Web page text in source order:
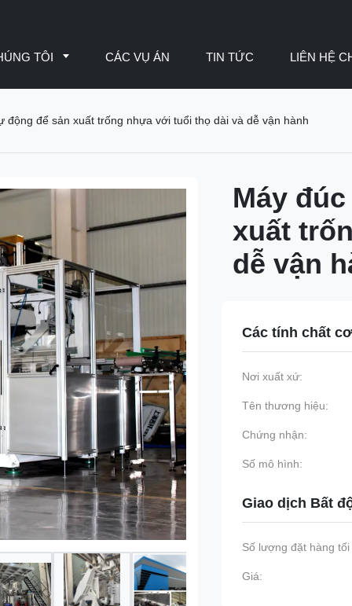
TÔI CÁC VỤ ÁN TIN TỨC LIÊN HỆ
động để sản xuất trống nhựa với tuổi thọ dài và dễ vận hành
Máy
xuất
dễ vận
Các tính chất
Nơi xuất xứ:
Tên thương hiệu:
Chứng nhận:
Số mô hình:
Giao dịch Bất
Số lượng đặt hàng
Giá: